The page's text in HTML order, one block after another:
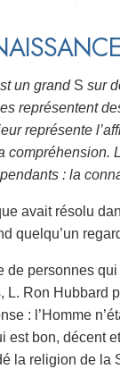
un grand S sur
représentent
représente
: la
avait résolu
quelqu’un
personnes
Ron Hubbard
: l’Homme
bon, décent
la religion de